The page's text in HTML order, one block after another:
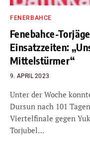
FENERBAHCE
Fenebahce-
Einsatzzeiten:
Mittelstürmer“
9. APRIL 2023
Unter der Woche
Dursun nach 101
Viertelfinale gegen
Torjubel…